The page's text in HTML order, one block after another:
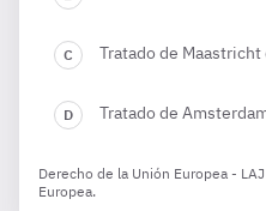
Tratado de Maastricht
Tratado de
Derecho de la Unión Europea -
Europea.